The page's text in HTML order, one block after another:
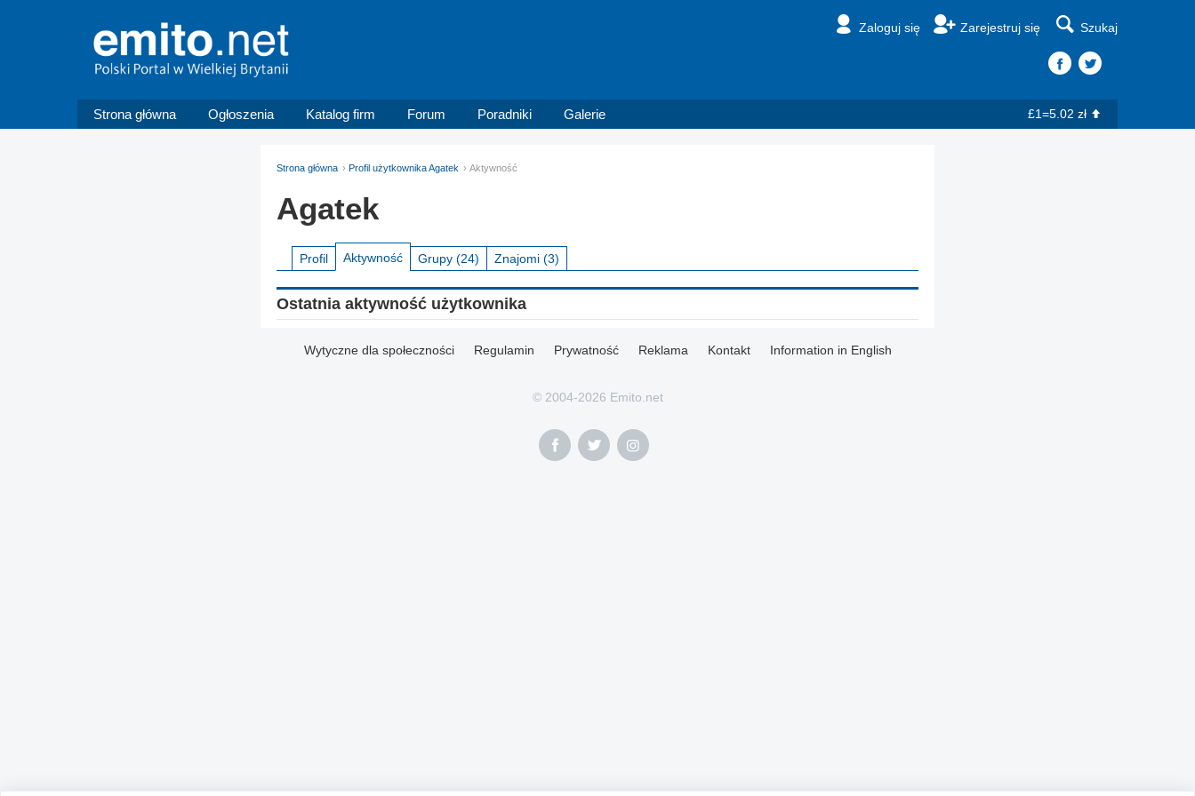
Zaloguj się Zarejestruj się Szukaj
Strona główna Ogłoszenia Katalog firm Forum Poradniki Galerie £1=5.02 zł
Strona główna Profil użytkownika Agatek Aktywność
Agatek
Profil Aktywność Grupy (24) Znajomi (3)
Ostatnia aktywność użytkownika
Wytyczne dla społeczności Regulamin Prywatność Reklama Kontakt Information in English
© 2004-2026 Emito.net